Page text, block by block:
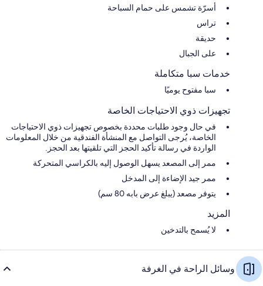
أسرّة تشمس على حمام السباحة
تراس
حديقة
على الجبال
خدمات سبا متكاملة
سبا مفتوح يوميًا
تجهيزات ذوي الاحتياجات الخاصة
في حال وجود طلبات محددة بخصوص تجهيزات ذوي الاحتياجات
الخاصة، يُرجى التواصل مع المنشأة الفندقية من خلال المعلومات
الواردة في رسالة تأكيد الحجز التي تلقيتها بعد الحجز.
ممر إلى المصعد يسهل الوصول إليه بالكراسي المتحركة
ممر جيد الإضاءة إلى المدخل
يتوفر مصعد (يبلغ عرض بابه 80 سم)
المزيد
لا يُسمح بالتدخين
وسائل الراحة في الغرفة